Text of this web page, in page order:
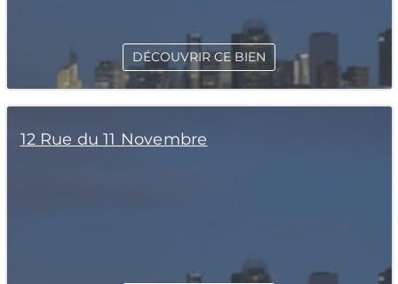
DÉCOUVRIR CE BIEN
12 Rue du 11 Novembre